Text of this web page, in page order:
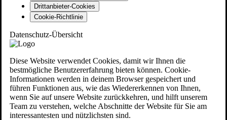
Drittanbieter-Cookies
Cookie-Richtlinie
Datenschutz-Übersicht
Diese Website verwendet Cookies, damit wir Ihnen die
bestmögliche Benutzererfahrung bieten können. Cookie-
Informationen werden in deinem Browser gespeichert und
führen Funktionen aus, wie das Wiedererkennen von Ihnen,
wenn Sie auf unsere Website zurückkehren, und hilft unserem
Team zu verstehen, welche Abschnitte der Website für Sie am
interessantesten und nützlichsten sind.